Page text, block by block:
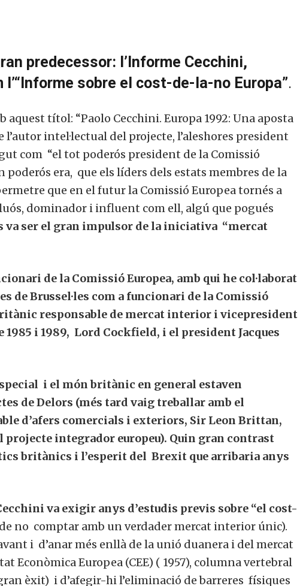
predecessor: l’Informe Cecchini,
sobre el cost-de-la-no Europa”.
aquest títol: “Paolo Cecchini. Europa 1992: Una aposta
intel·lectual del projecte, l’aleshores president
com “el tot poderós president de la Comissió
poderós era, que els líders dels estats membres de la
que en el futur la Comissió Europea tornés a
dominador i influent com ell, algú que pogués
va ser el gran impulsor de la iniciativa “mercat
de la Comissió Europea, amb qui he col·laborat
de Brussel·les com a funcionari de la Comissió
responsable de mercat interior i vicepresident
1985 i 1989, Lord Cockfield, i el president Jacques
i el món britànic en general estaven
de Delors (més tard vaig treballar amb el
d’afers comercials i exteriors, Sir Leon Brittan,
projecte integrador europeu). Quin gran contrast
britànics i l’esperit del Brexit que arribaria anys
va exigir anys d’estudis previs sobre “el cost-
de no comptar amb un verdader mercat interior únic).
i d’anar més enllà de la unió duanera i del mercat
Econòmica Europea (CEE) ( 1957), columna vertebral
èxit) i d’afegir-hi l’eliminació de barreres físiques